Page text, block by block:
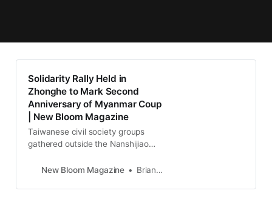
Solidarity Rally Held in
Zhonghe to Mark Second
Anniversary of Myanmar Coup
| New Bloom Magazine
Taiwanese civil society groups
gathered outside the Nanshijiao
second anniversary of the coup in
AM outside Exit 4 of the MRT…
New Bloom Magazine Brian Hioe